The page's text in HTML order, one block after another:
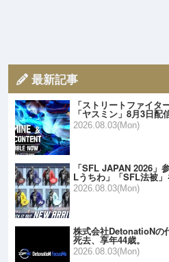
最新記事
「ストリートファイタ
「ヤスミン」8月3日
2026.08.03(Mon)
「SFL JAPAN 2026」
Lうちわ」「SFL法被
2026.08.03(Mon)
株式会社DetonatioNの
死去、享年44歳。
2026.08.03(Mon)